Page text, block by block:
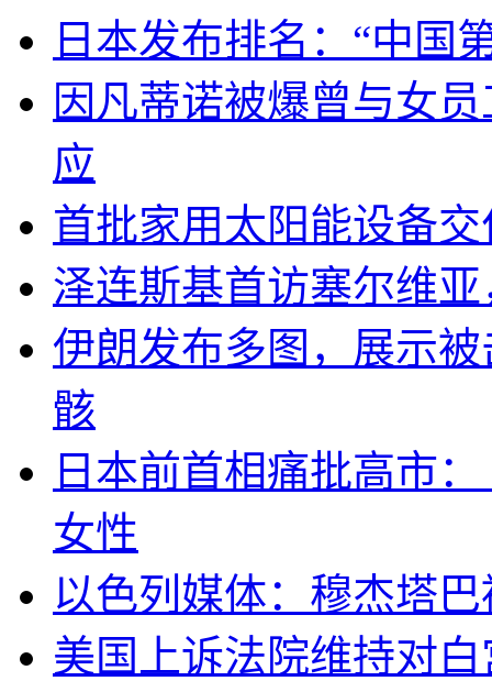
日本发布排名：“中国
因凡蒂诺被爆曾与女
应
首批家用太阳能设备
泽连斯基首访塞尔维
伊朗发布多图，展示
骸
日本前首相痛批高市
女性
以色列媒体：穆杰塔
美国上诉法院维持对